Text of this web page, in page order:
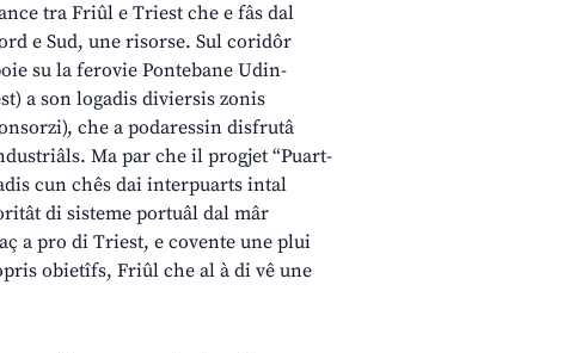
tra Friûl e Triest che e fâs dal
e Sud, une risorse. Sul coridôr
su la ferovie Pontebane Udin-
a son logadis diviersis zonis
che a podaressin disfrutâ
Ma par che il progjet “Puart-
cun chês dai interpuarts intal
di sisteme portuâl dal mâr
a pro di Triest, e covente une plui
obietîfs, Friûl che al à di vê une